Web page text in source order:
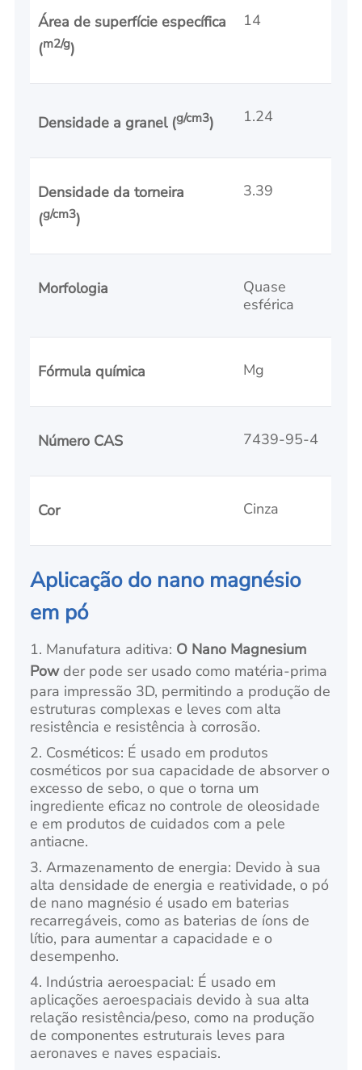
Área de superfície específica
(m2/g)
14
Densidade a granel (g/cm3) 1.24
Densidade da torneira
(g/cm3)
3.39
Morfologia
Quase
esférica
Fórmula química Mg
Número CAS 7439-95-4
Cor Cinza
Aplicação do nano magnésio
em pó
1. Manufatura aditiva: O Nano Magnesium
Powder pode ser usado como matéria-prima
para impressão 3D, permitindo a produção de
estruturas complexas e leves com alta
resistência e resistência à corrosão.
2. Cosméticos: É usado em produtos
cosméticos por sua capacidade de absorver o
excesso de sebo, o que o torna um
ingrediente eficaz no controle de oleosidade
e em produtos de cuidados com a pele
antiacne.
3. Armazenamento de energia: Devido à sua
alta densidade de energia e reatividade, o pó
de nano magnésio é usado em baterias
recarregáveis, como as baterias de íons de
lítio, para aumentar a capacidade e o
desempenho.
4. Indústria aeroespacial: É usado em
aplicações aeroespaciais devido à sua alta
relação resistência/peso, como na produção
de componentes estruturais leves para
aeronaves e naves espaciais.